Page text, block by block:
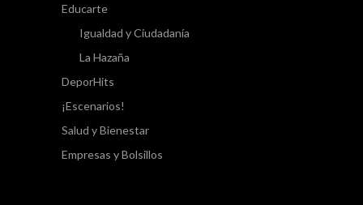
Educarte
Igualdad y Ciudadanía
La Hazaña
DeporHits
¡Escenarios!
Salud y Bienestar
Empresas y Bolsillos